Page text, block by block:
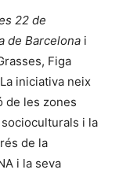
22 de
de Barcelona i
Figa
iniciativa neix
de les zones
i la
de la
i la seva